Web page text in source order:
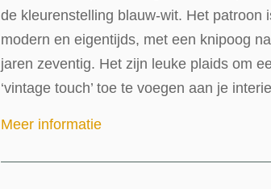
de kleurenstelling blauw-wit. Het patroon
modern en eigentijds, met een knipoog
jaren zeventig. Het zijn leuke plaids om
‘vintage touch’ toe te voegen aan je
Meer informatie